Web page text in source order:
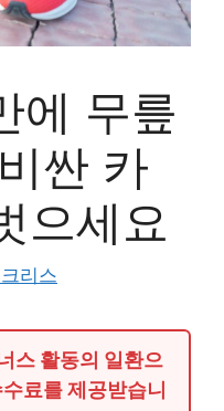
에 무릎
싼 카
으세요
리스
스 활동의 일환으
료를 제공받습니